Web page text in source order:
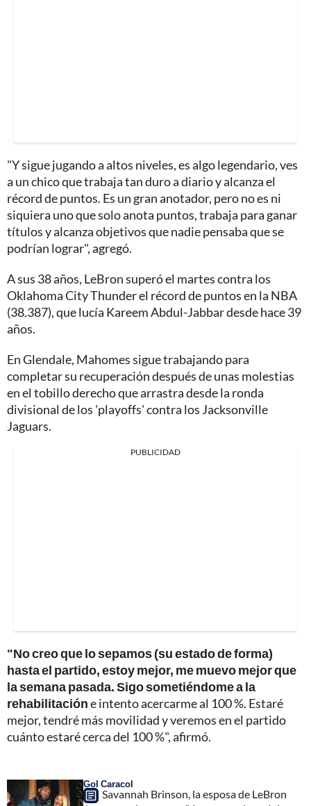
"Y sigue jugando a altos niveles, es algo legendario, ves
a un chico que trabaja tan duro a diario y alcanza el
récord de puntos. Es un gran anotador, pero no es ni
siquiera uno que solo anota puntos, trabaja para ganar
títulos y alcanza objetivos que nadie pensaba que se
podrían lograr", agregó.
A sus 38 años, LeBron superó el martes contra los
Oklahoma City Thunder el récord de puntos en la NBA
(38.387), que lucía Kareem Abdul-Jabbar desde hace 39
años.
En Glendale, Mahomes sigue trabajando para
completar su recuperación después de unas molestias
en el tobillo derecho que arrastra desde la ronda
divisional de los 'playoffs' contra los Jacksonville
Jaguars.
PUBLICIDAD
"No creo que lo sepamos (su estado de forma)
hasta el partido, estoy mejor, me muevo mejor que
la semana pasada. Sigo sometiéndome a la
rehabilitacióne intento acercarme al 100 %. Estaré
mejor, tendré más movilidad y veremos en el partido
cuánto estaré cerca del 100 %", afirmó.
Gol Caracol
Savannah Brinson, la esposa de LeBron